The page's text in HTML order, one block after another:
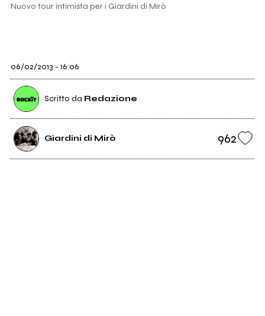
Nuovo tour intimista per i Giardini di Mirò
06/02/2013 - 16:06
Scritto da Redazione
Giardini di Mirò 962